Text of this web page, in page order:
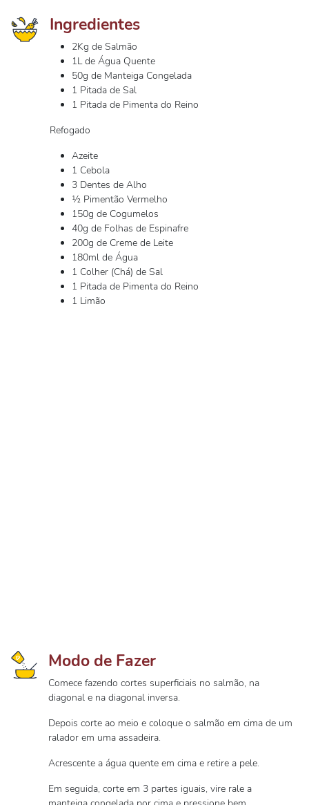
Ingredientes
2Kg de Salmão
1L de Água Quente
50g de Manteiga Congelada
1 Pitada de Sal
1 Pitada de Pimenta do Reino
Refogado
Azeite
1 Cebola
3 Dentes de Alho
½ Pimentão Vermelho
150g de Cogumelos
40g de Folhas de Espinafre
200g de Creme de Leite
180ml de Água
1 Colher (Chá) de Sal
1 Pitada de Pimenta do Reino
1 Limão
Modo de Fazer
Comece fazendo cortes superficiais no salmão, na
diagonal e na diagonal inversa.
Depois corte ao meio e coloque o salmão em cima de um
ralador em uma assadeira.
Acrescente a água quente em cima e retire a pele.
Em seguida, corte em 3 partes iguais, vire rale a